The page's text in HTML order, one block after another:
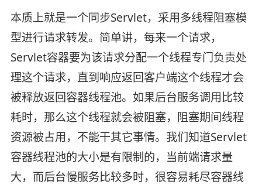
本质上就是一个同步Servlet，采用多线程阻塞模
型进行请求转发。简单讲，每来一个请求，
Servlet容器要为该请求分配一个线程专门负责处
理这个请求，直到响应返回客户端这个线程才会
被释放返回容器线程池。如果后台服务调用比较
耗时，那么这个线程就会被阻塞，阻塞期间线程
资源被占用，不能干其它事情。我们知道Servlet
容器线程池的大小是有限制的，当前端请求量
大，而后台慢服务比较多时，很容易耗尽容器线